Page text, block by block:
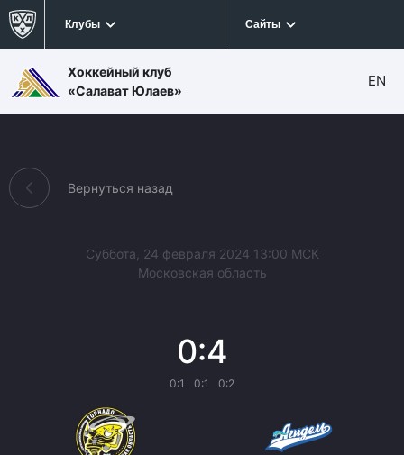
Клубы Сайты
Хоккейный клуб
«Салават Юлаев»
EN
Вернуться назад
Суббота, 24 февраля 2024 13:00 МСК
Московская область
0:4
0:1 0:1 0:2